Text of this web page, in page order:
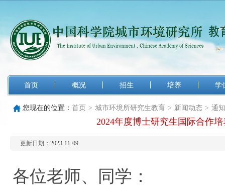
首页 概况 招生 培养 学
您现在的位置： 首页 > 城市环境所研究生教育 > 新闻动态 > 通
2024年度博士研究生国际合作
更新日期：2023-11-09
各位老师、同学：